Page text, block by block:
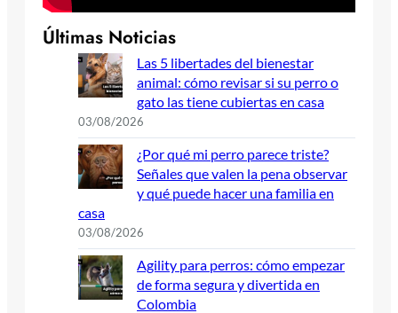
Últimas Noticias
Las 5 libertades del bienestar
animal: cómo revisar si su perro o
gato las tiene cubiertas en casa
03/08/2026
¿Por qué mi perro parece triste?
Señales que valen la pena observar
y qué puede hacer una familia en
casa
03/08/2026
Agility para perros: cómo empezar
de forma segura y divertida en
Colombia